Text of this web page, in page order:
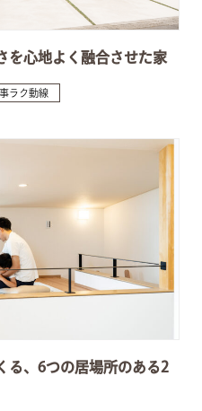
を心地よく融合させた家
ラク動線
る、6つの居場所のある2